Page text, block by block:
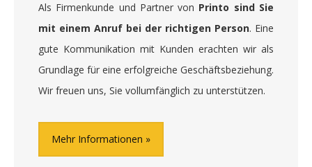
Als Firmenkunde und Partner von Printo sind Sie
mit einem Anruf bei der richtigen Person. Eine
gute Kommunikation mit Kunden erachten wir als
Grundlage für eine erfolgreiche Geschäftsbeziehung.
Wir freuen uns, Sie vollumfänglich zu unterstützen.
Mehr Informationen